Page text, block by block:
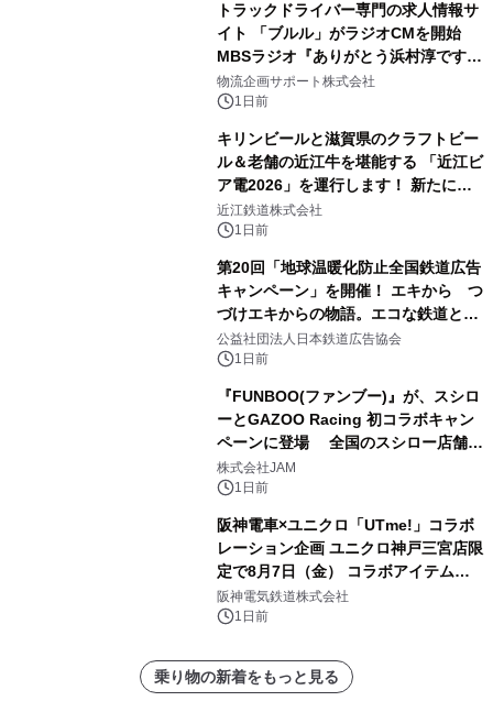
トラックドライバー専門の求人情報サ
イト 「ブルル」がラジオCMを開始
MBSラジオ『ありがとう浜村淳です』
にて8月1日(土)より
物流企画サポート株式会社
1日前
キリンビールと滋賀県のクラフトビー
ル＆老舗の近江牛を堪能する 「近江ビ
ア電2026」を運行します！ 新たに
「長濱浪漫ビール」が参加！キリン一
番搾り飲み放題が復活！
近江鉄道株式会社
1日前
第20回「地球温暖化防止全国鉄道広告
キャンペーン」を開催！ エキから つ
づけエキからの物語。エコな鉄道とと
もに。
公益社団法人日本鉄道広告協会
1日前
『FUNBOO(ファンブー)』が、スシロ
ーとGAZOO Racing 初コラボキャン
ペーンに登場 全国のスシロー店舗で
GR 4車種の FUNBOO(ミニカー)付き
メニューが展開されます
株式会社JAM
1日前
阪神電車×ユニクロ「UTme!」コラボ
レーション企画 ユニクロ神戸三宮店限
定で8月7日（金） コラボアイテムが
発売決定！
阪神電気鉄道株式会社
1日前
乗り物の新着をもっと見る